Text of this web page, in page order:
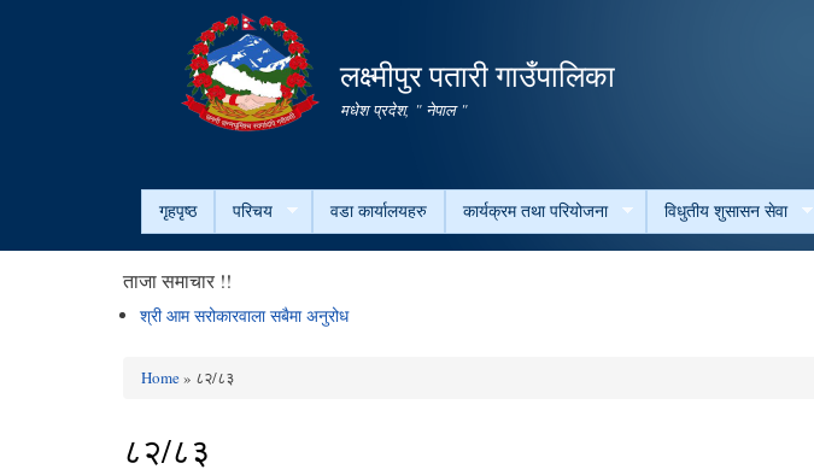
लक्ष्मीपुर पतारी गाउँपालिका
मधेश प्रदेश, " नेपाल "
गृहपृष्ठ परिचय वडा कार्यालयहरु कार्यक्रम तथा परियोजना विधुतीय शुसासन सेवा
ताजा समाचार !!
श्री आम सरोकारवाला सबैमा अनुरोध
Home» ८२/८३
८२/८३